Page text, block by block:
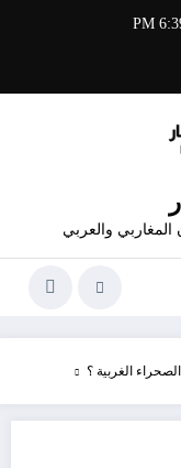
المغاربي والعربي
الغربية ؟